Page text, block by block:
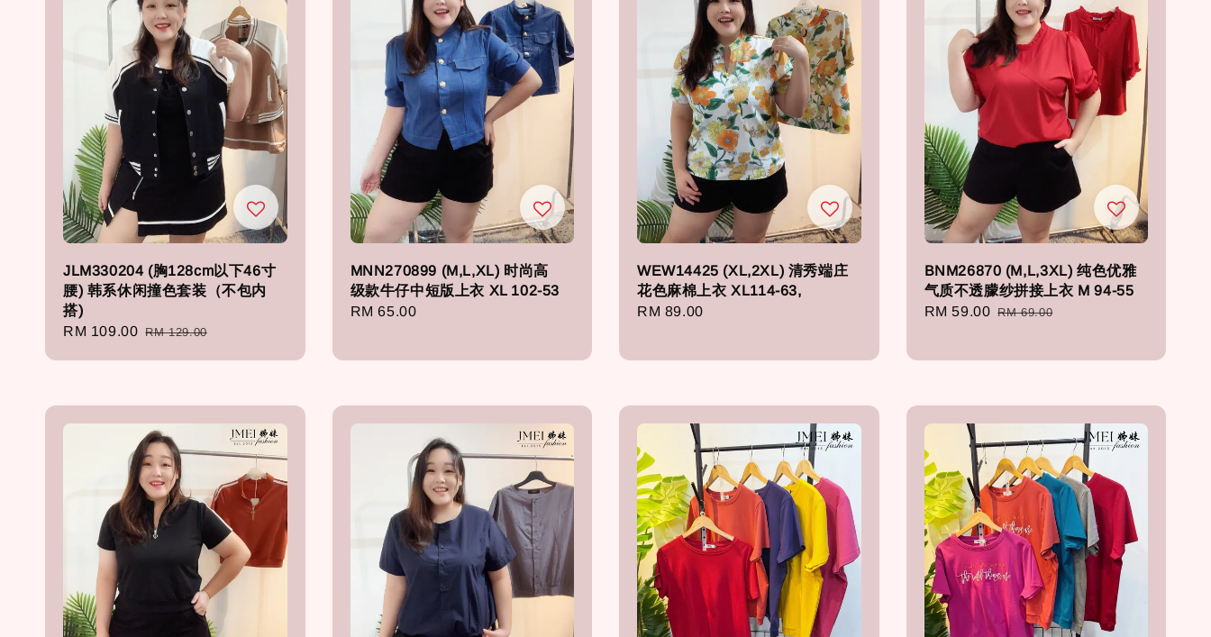
JLM330204 (胸128cm以下46寸
腰) 韩系休闲撞色套装（不包内
搭)
Sale
RM 109.00 Regular
RM 129.00
MNN270899 (M,L,XL) 时尚高
级款牛仔中短版上衣 XL 102-53
Regular
RM 65.00
WEW14425 (XL,2XL) 清秀端庄
花色麻棉上衣 XL114-63,
Regular
RM 89.00
BNM26870 (M,L,3XL) 纯色优雅
气质不透朦纱拼接上衣 M 94-55
Sale
RM 59.00 Regular
RM 69.00